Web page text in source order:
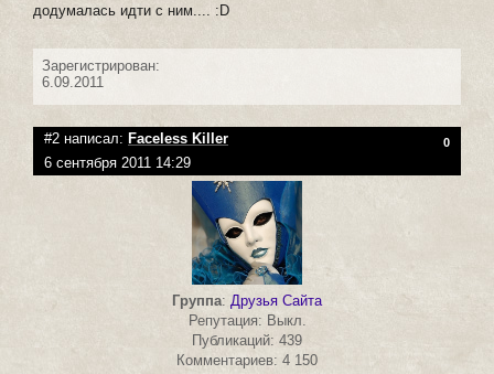
додумалась идти с ним.... :D
Зарегистрирован:
6.09.2011
#2 написал: Faceless Killer 0
6 сентября 2011 14:29
Группа: Друзья Сайта
Репутация: Выкл.
Публикаций: 439
Комментариев: 4 150